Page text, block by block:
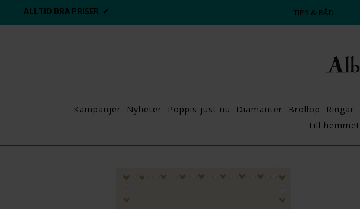
ALLTID BRA PRISER ✔ DAGS ATT POPPA?
TIPS & RÅD
Kampanjer Nyheter Poppis just nu Diamanter Bröllop Ringar
Till hemmet